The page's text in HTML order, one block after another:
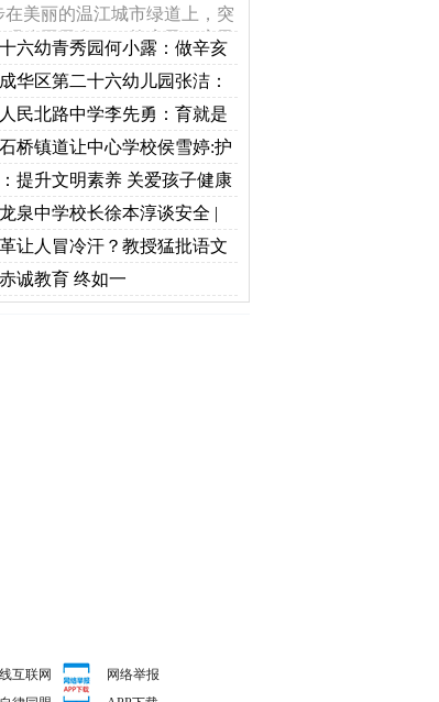
在美丽的温江城市绿道上，突
现公园里多了一栋房子，房子
上写着成都籍历史学家王迪的
六幼青秀园何小露：做辛亥
继承者，为中华民族复兴贡
华区第二十六幼儿园张洁：
处 同争最美大学生
民北路中学李先勇：育就是
桥镇道让中心学校侯雪婷:护
健康发展
提升文明素养 关爱孩子健康
泉中学校长徐本淳谈安全 |
”文化引领， 铸就“和美”安全
让人冒冷汗？教授猛批语文
儒敏
诚教育 终如一
互联网
网络举报